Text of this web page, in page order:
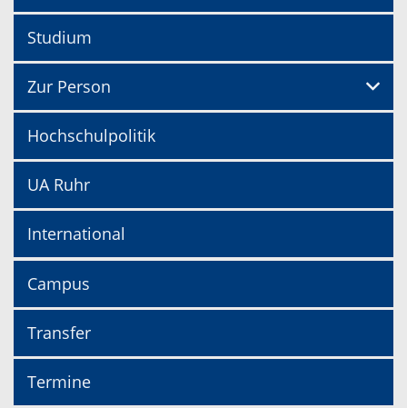
Studium
Zur Person
Hochschulpolitik
UA Ruhr
International
Campus
Transfer
Termine